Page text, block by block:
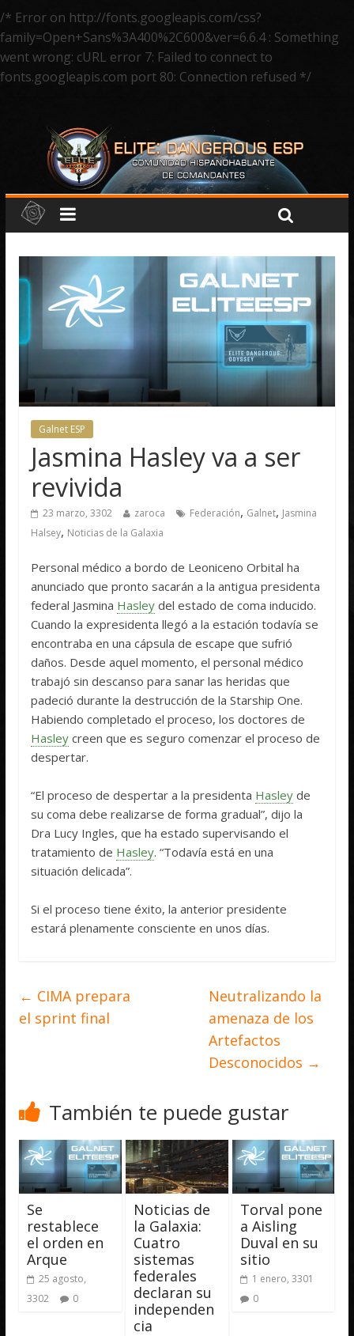
/* Error on http://fonts.googleapis.com/css?
family=Open+Sans%3A400%2C600&ver=6.6.4 : Something
went wrong: cURL error 7: Failed to connect to
fonts.googleapis.com port 80: Connection refused */
Galnet ESP
Jasmina Hasley va a ser
revivida
23 marzo, 3302 zaroca Federación, Galnet, Jasmina
Halsey, Noticias de la Galaxia
Personal médico a bordo de Leoniceno Orbital ha
anunciado que pronto sacarán a la antigua presidenta
federal Jasmina Hasley del estado de coma inducido.
Cuando la expresidenta llegó a la estación todavía se
encontraba en una cápsula de escape que sufrió
daños. Desde aquel momento, el personal médico
trabajó sin descanso para sanar las heridas que
padeció durante la destrucción de la Starship One.
Habiendo completado el proceso, los doctores de
Hasley creen que es seguro comenzar el proceso de
despertar.
“El proceso de despertar a la presidenta Hasley de
su coma debe realizarse de forma gradual”, dijo la
Dra Lucy Ingles, que ha estado supervisando el
tratamiento de Hasley. “Todavía está en una
situación delicada”.
Si el proceso tiene éxito, la anterior presidente
estará plenamente consciente en unos días.
← CIMA prepara
el sprint final
Neutralizando la
amenaza de los
Artefactos
Desconocidos →
También te puede gustar
Se
restablece
el orden en
Arque
25 agosto,
3302
0
Noticias de
la Galaxia:
Cuatro
sistemas
federales
declaran su
independen
cia
Torval pone
a Aisling
Duval en su
sitio
1 enero, 3301
0